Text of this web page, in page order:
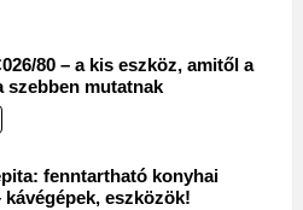
80 – a kis eszköz, amitől a
szebben mutatnak
fenntartható konyhai
kávégépek, eszközök!